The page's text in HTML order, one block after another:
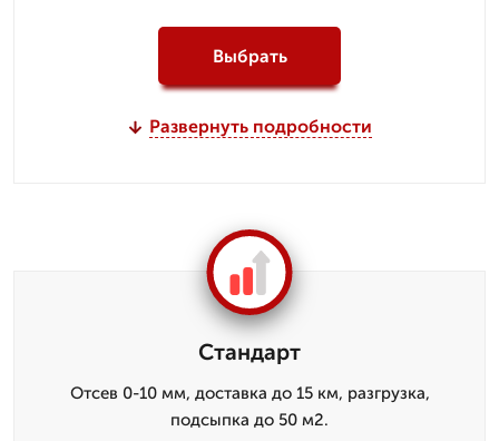
Выбрать
Развернуть подробности
Стандарт
Отсев 0-10 мм, доставка до 15 км, разгрузка,
подсыпка до 50 м2.